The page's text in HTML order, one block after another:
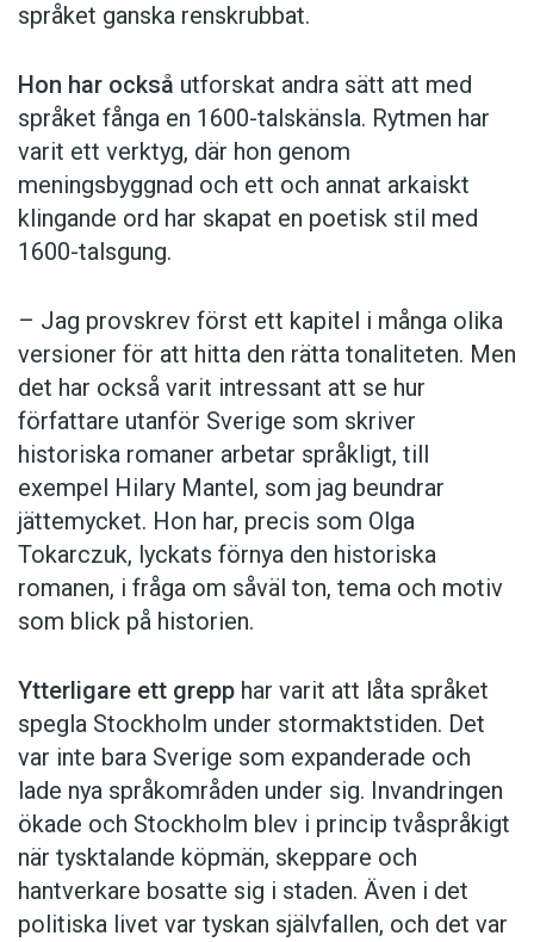
språket ganska renskrubbat.
Hon har också utforskat andra sätt att med
språket fånga en 1600-talskänsla. Rytmen har
varit ett verktyg, där hon genom
meningsbyggnad och ett och annat arkaiskt
klingande ord har skapat en poetisk stil med
1600-talsgung.
– Jag provskrev först ett kapitel i många olika
versioner för att hitta den rätta tonaliteten. Men
det har också varit intressant att se hur
författare utanför Sverige som skriver
historiska romaner arbetar språkligt, till
exempel Hilary Mantel, som jag beundrar
jättemycket. Hon har, precis som Olga
Tokarczuk, lyckats förnya den historiska
romanen, i fråga om såväl ton, tema och motiv
som blick på historien.
Ytterligare ett grepp har varit att låta språket
spegla Stockholm under stormaktstiden. Det
var inte bara Sverige som expanderade och
lade nya språkområden under sig. Invandringen
ökade och Stockholm blev i princip tvåspråkigt
när tysktalande köpmän, skeppare och
hantverkare bosatte sig i staden. Även i det
politiska livet var tyskan självfallen, och det var